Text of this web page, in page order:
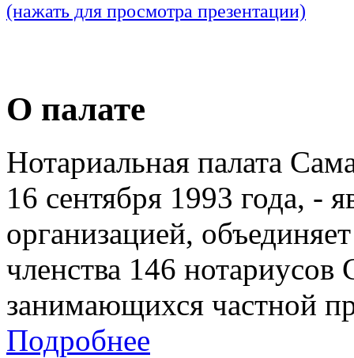
(нажать для просмотра презентации)
О палате
Нотариальная палата
16 сентября 1993 года, -
организацией,
членства 146 нотариусов
занимающихся частной
Подробнее